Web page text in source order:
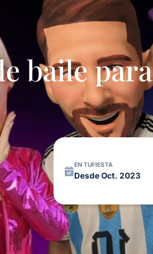
baile para
EN TUFIESTA
Desde Oct. 2023